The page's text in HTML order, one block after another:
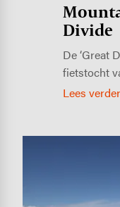
Divide
De ‘Great
fietstocht
Lees verder